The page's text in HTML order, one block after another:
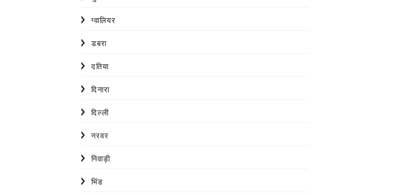
ग्वालियर
डबरा
दतिया
दिनारा
दिल्ली
नरवर
निवाड़ी
भिंड